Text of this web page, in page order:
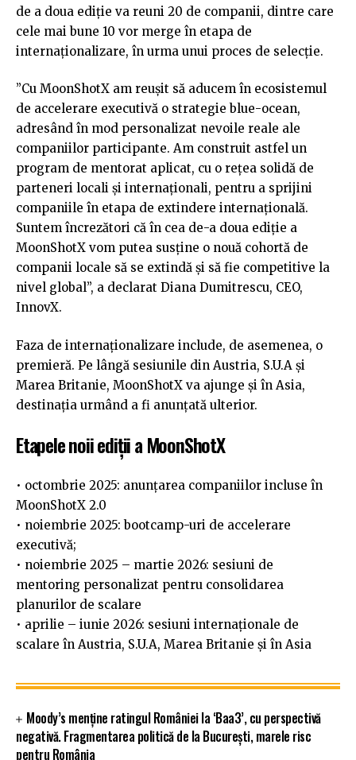
de a doua ediție va reuni 20 de companii, dintre care
cele mai bune 10 vor merge în etapa de
internaționalizare, în urma unui proces de selecție.
”Cu MoonShotX am reușit să aducem în ecosistemul
de accelerare executivă o strategie blue-ocean,
adresând în mod personalizat nevoile reale ale
companiilor participante. Am construit astfel un
program de mentorat aplicat, cu o rețea solidă de
parteneri locali și internaționali, pentru a sprijini
companiile în etapa de extindere internațională.
Suntem încrezători că în cea de-a doua ediție a
MoonShotX vom putea susține o nouă cohortă de
companii locale să se extindă și să fie competitive la
nivel global”, a declarat Diana Dumitrescu, CEO,
InnovX.
Faza de internaționalizare include, de asemenea, o
premieră. Pe lângă sesiunile din Austria, S.U.A și
Marea Britanie, MoonShotX va ajunge și în Asia,
destinația urmând a fi anunțată ulterior.
Etapele noii ediții a MoonShotX
• octombrie 2025: anunțarea companiilor incluse în
MoonShotX 2.0
• noiembrie 2025: bootcamp-uri de accelerare
executivă;
• noiembrie 2025 – martie 2026: sesiuni de
mentoring personalizat pentru consolidarea
planurilor de scalare
• aprilie – iunie 2026: sesiuni internaționale de
scalare în Austria, S.U.A, Marea Britanie și în Asia
Moody’s menține ratingul României la ‘Baa3’, cu perspectivă
negativă. Fragmentarea politică de la București, marele risc
pentru România